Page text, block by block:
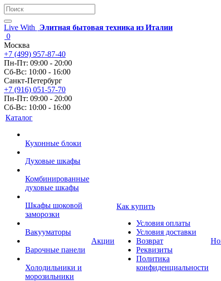
Live With
Элитная бытовая техника из Италии
0
Москва
+7 (499) 957-87-40
Пн-Пт: 09:00 - 20:00
Сб-Вс: 10:00 - 16:00
Санкт-Петербург
+7 (916) 051-57-70
Пн-Пт: 09:00 - 20:00
Сб-Вс: 10:00 - 16:00
Каталог
Кухонные блоки
Духовые шкафы
Комбинированные
духовые шкафы
Шкафы шоковой
заморозки
Вакууматоры
Варочные панели
Холодильники и
морозильники
Акции
Как купить
Условия оплаты
Условия доставки
Возврат
Реквизиты
Политика
конфиденциальности